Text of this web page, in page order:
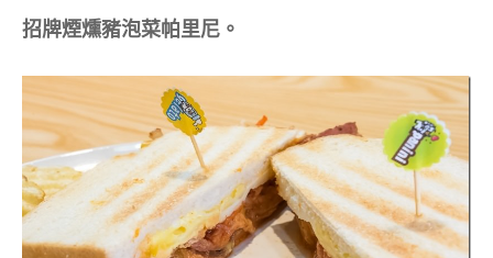
招牌煙燻豬泡菜帕里尼。